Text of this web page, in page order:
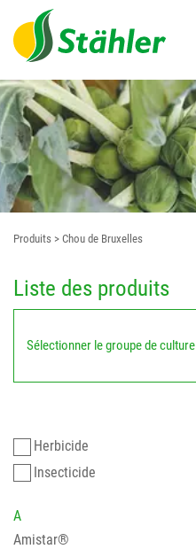
Produits > Chou de Bruxelles
Liste des produits
Sélectionner le groupe de culture
Herbicide
Insecticide
A
Amistar®